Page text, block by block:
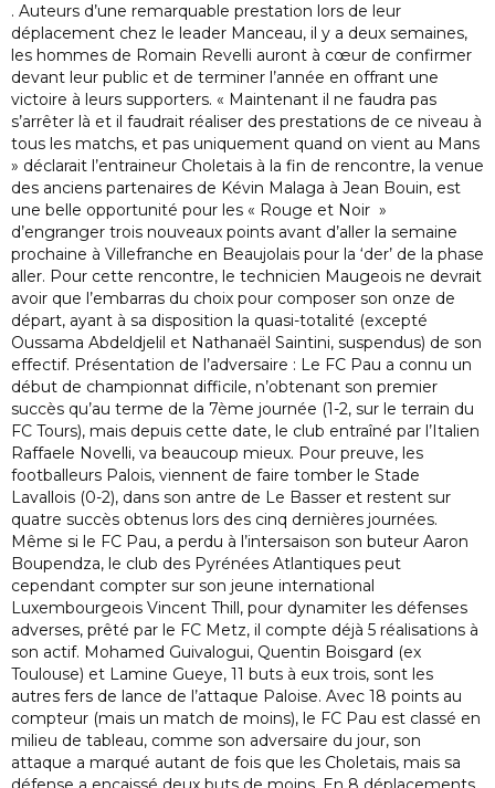
. Auteurs d’une remarquable prestation lors de leur
déplacement chez le leader Manceau, il y a deux semaines,
les hommes de Romain Revelli auront à cœur de confirmer
devant leur public et de terminer l’année en offrant une
victoire à leurs supporters. « Maintenant il ne faudra pas
s’arrêter là et il faudrait réaliser des prestations de ce niveau à
tous les matchs, et pas uniquement quand on vient au Mans
» déclarait l’entraineur Choletais à la fin de rencontre, la venue
des anciens partenaires de Kévin Malaga à Jean Bouin, est
une belle opportunité pour les « Rouge et Noir »
d’engranger trois nouveaux points avant d’aller la semaine
prochaine à Villefranche en Beaujolais pour la ‘der’ de la phase
aller. Pour cette rencontre, le technicien Maugeois ne devrait
avoir que l’embarras du choix pour composer son onze de
départ, ayant à sa disposition la quasi-totalité (excepté
Oussama Abdeldjelil et Nathanaël Saintini, suspendus) de son
effectif. Présentation de l’adversaire : Le FC Pau a connu un
début de championnat difficile, n’obtenant son premier
succès qu’au terme de la 7ème journée (1-2, sur le terrain du
FC Tours), mais depuis cette date, le club entraîné par l’Italien
Raffaele Novelli, va beaucoup mieux. Pour preuve, les
footballeurs Palois, viennent de faire tomber le Stade
Lavallois (0-2), dans son antre de Le Basser et restent sur
quatre succès obtenus lors des cinq dernières journées.
Même si le FC Pau, a perdu à l’intersaison son buteur Aaron
Boupendza, le club des Pyrénées Atlantiques peut
cependant compter sur son jeune international
Luxembourgeois Vincent Thill, pour dynamiter les défenses
adverses, prêté par le FC Metz, il compte déjà 5 réalisations à
son actif. Mohamed Guivalogui, Quentin Boisgard (ex
Toulouse) et Lamine Gueye, 11 buts à eux trois, sont les
autres fers de lance de l’attaque Paloise. Avec 18 points au
compteur (mais un match de moins), le FC Pau est classé en
milieu de tableau, comme son adversaire du jour, son
attaque a marqué autant de fois que les Choletais, mais sa